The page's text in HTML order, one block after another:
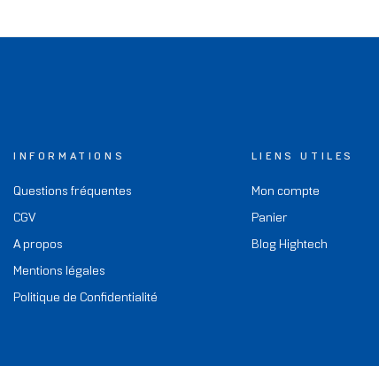
INFORMATIONS
Questions fréquentes
CGV
A propos
Mentions légales
Politique de Confidentialité
LIENS UTILES
Mon compte
Panier
Blog Hightech